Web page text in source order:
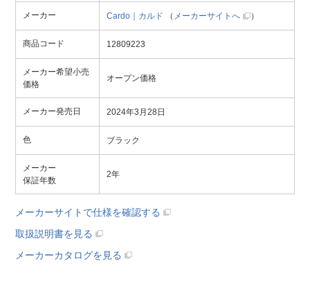
メーカー Cardo｜カルド （ メーカーサイトへ ）
商品コード 12809223
メーカー希望小売
価格
オープン価格
メーカー発売日 2024年3月28日
色 ブラック
メーカー
保証年数
2年
メーカーサイトで仕様を確認する
取扱説明書を見る
メーカーカタログを見る